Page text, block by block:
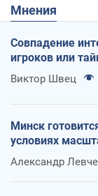
Мнения
Совпадение
игроков или
Виктор Швец
Минск
условиях
Александр